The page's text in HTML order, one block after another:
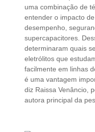
uma combinação de
entender o impacto
desempenho,
supercapacitores.
determinaram quais
eletrólitos que
facilmente em linhas
é uma vantagem
diz Raissa Venâncio,
autora principal da